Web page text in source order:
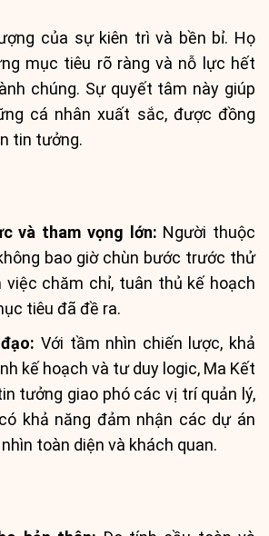
của sự kiên trì và bền bỉ. Họ
mục tiêu rõ ràng và nỗ lực hết
chúng. Sự quyết tâm này giúp
cá nhân xuất sắc, được đồng
tin tưởng.
và tham vọng lớn: Người thuộc
bao giờ chùn bước trước thử
việc chăm chỉ, tuân thủ kế hoạch
tiêu đã đề ra.
Với tầm nhìn chiến lược, khả
kế hoạch và tư duy logic, Ma Kết
tưởng giao phó các vị trí quản lý,
khả năng đảm nhận các dự án
toàn diện và khách quan.